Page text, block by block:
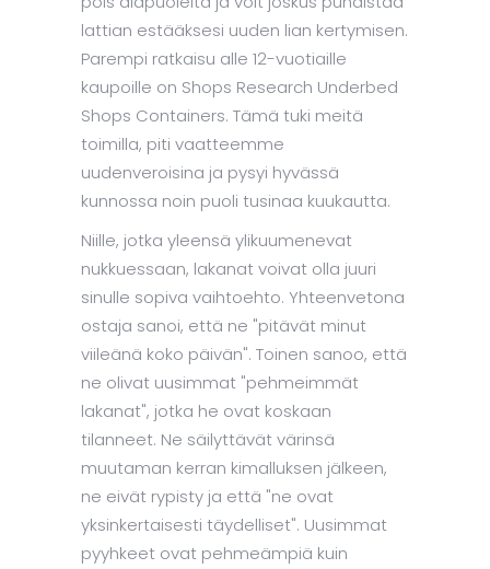
lattian estääksesi uuden lian kertymisen.
Parempi ratkaisu alle 12-vuotiaille
kaupoille on Shops Research Underbed
Shops Containers. Tämä tuki meitä
toimilla, piti vaatteemme
uudenveroisina ja pysyi hyvässä
kunnossa noin puoli tusinaa kuukautta.
Niille, jotka yleensä ylikuumenevat
nukkuessaan, lakanat voivat olla juuri
sinulle sopiva vaihtoehto. Yhteenvetona
ostaja sanoi, että ne "pitävät minut
viileänä koko päivän". Toinen sanoo, että
ne olivat uusimmat "pehmeimmät
lakanat", jotka he ovat koskaan
tilanneet. Ne säilyttävät värinsä
muutaman kerran kimalluksen jälkeen,
ne eivät rypisty ja että "ne ovat
yksinkertaisesti täydelliset". Uusimmat
pyyhkeet ovat pehmeämpiä kuin